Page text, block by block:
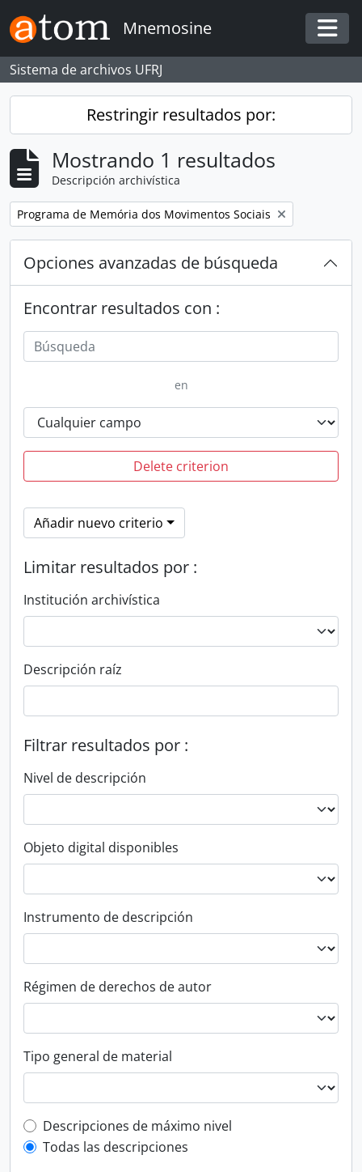
Skip to main content
Mnemosine
Sistema de archivos UFRJ
Restringir resultados por:
Mostrando 1 resultados
Descripción archivística
Remove filter:
Programa de Memória dos Movimentos Sociais
Opciones avanzadas de búsqueda
Encontrar resultados con :
en
Delete criterion
Añadir nuevo criterio
Limitar resultados por :
Institución archivística
Descripción raíz
Filtrar resultados por :
Nivel de descripción
Objeto digital disponibles
Instrumento de descripción
Régimen de derechos de autor
Tipo general de material
Top-level description filter
Descripciones de máximo nivel
Todas las descripciones